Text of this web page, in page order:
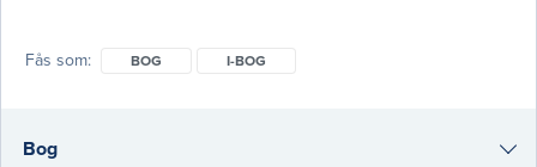
som kulhydrater, aminosyrer/proteiner,
Fås som BOG I-BOG
Bog